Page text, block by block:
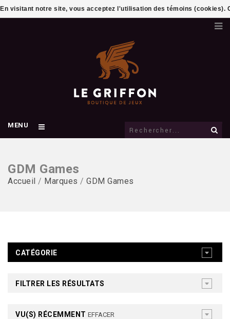
MENU
GDM Games
Accueil / Marques / GDM Games
CATÉGORIE
FILTRER LES RÉSULTATS
VU(S) RÉCEMMENT EFFACER
En visitant notre site, vous acceptez l'utilisation des témoins